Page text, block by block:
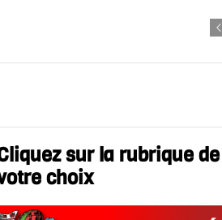
sur la rubrique de
choix